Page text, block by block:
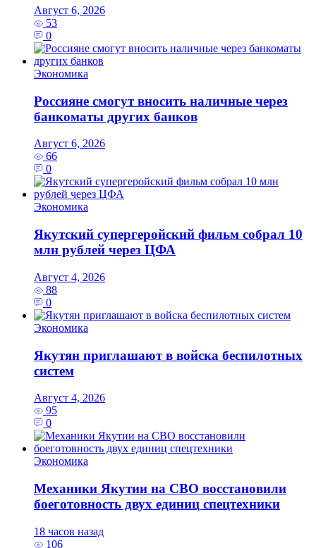
Август 6, 2026
53
0
Экономика
Россияне смогут вносить наличные через
банкоматы других банков
Август 6, 2026
66
0
Экономика
Якутский супергеройский фильм собрал 10
млн рублей через ЦФА
Август 4, 2026
88
0
Экономика
Якутян приглашают в войска беспилотных
систем
Август 4, 2026
95
0
Экономика
Механики Якутии на СВО восстановили
боеготовность двух единиц спецтехники
18 часов назад
106